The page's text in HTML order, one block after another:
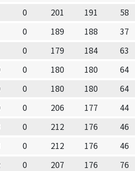
0 201 191 58
0 189 188 37
0 179 184 63
0 180 180 64
0 180 180 64
0 206 177 44
0 212 176 46
0 212 176 46
0 207 176 76